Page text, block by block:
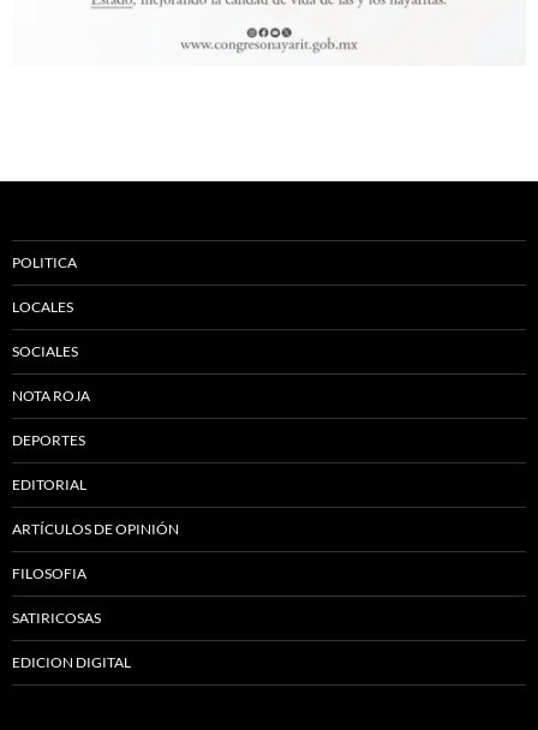
POLITICA
LOCALES
SOCIALES
NOTA ROJA
DEPORTES
EDITORIAL
ARTÍCULOS DE OPINIÓN
FILOSOFIA
SATIRICOSAS
EDICION DIGITAL